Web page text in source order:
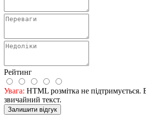
Рейтинг
Увага: HTML розмітка не підтримується.
звичайний текст.
Залишити відгук